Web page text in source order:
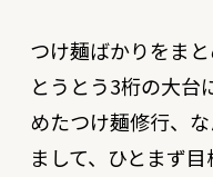
つけ麺ばかりをま
とうとう3桁の大台
めたつけ麺修行、
まして、ひとまず